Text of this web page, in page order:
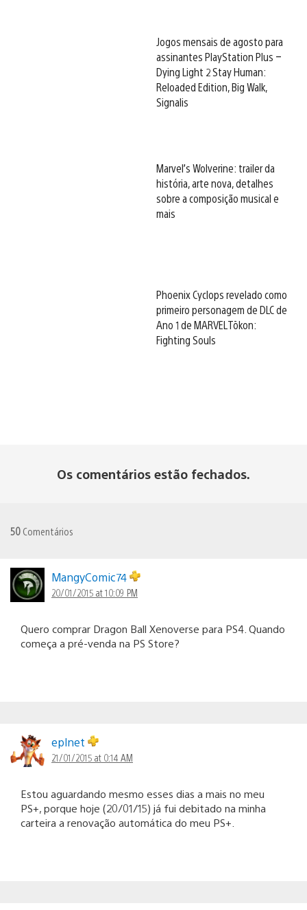
Jogos mensais de agosto para
assinantes PlayStation Plus –
Dying Light 2 Stay Human:
Reloaded Edition, Big Walk,
Signalis
Marvel’s Wolverine: trailer da
história, arte nova, detalhes
sobre a composição musical e
mais
Phoenix Cyclops revelado como
primeiro personagem de DLC de
Ano 1 de MARVEL Tōkon:
Fighting Souls
Os comentários estão fechados.
50 Comentários
MangyComic74
20/01/2015 at 10:09 PM
Quero comprar Dragon Ball Xenoverse para PS4. Quando
começa a pré-venda na PS Store?
eplnet
21/01/2015 at 0:14 AM
Estou aguardando mesmo esses dias a mais no meu
PS+, porque hoje (20/01/15) já fui debitado na minha
carteira a renovação automática do meu PS+.